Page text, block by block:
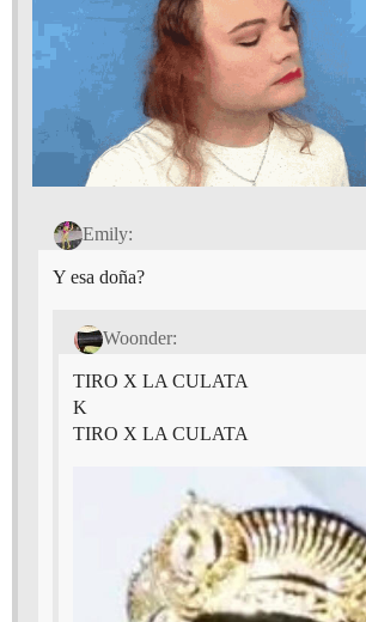
Emily:
Y esa doña?
Woonder:
TIRO X LA CULATA
K
TIRO X LA CULATA